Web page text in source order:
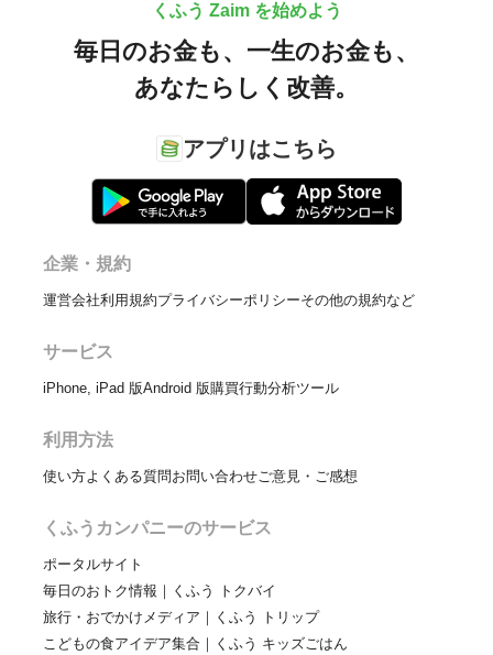
くふう Zaim を始めよう
毎日のお金も、 一生のお金も、
あなたらしく改善。
アプリはこちら
企業・規約
運営会社利用規約プライバシーポリシーその他の規約など
サービス
iPhone, iPad 版Android 版購買行動分析ツール
利用方法
使い方よくある質問お問い合わせご意見・ご感想
くふうカンパニーのサービス
ポータルサイト
毎日のおトク情報｜くふう トクバイ
旅行・おでかけメディア｜くふう トリップ
こどもの食アイデア集合｜くふう キッズごはん